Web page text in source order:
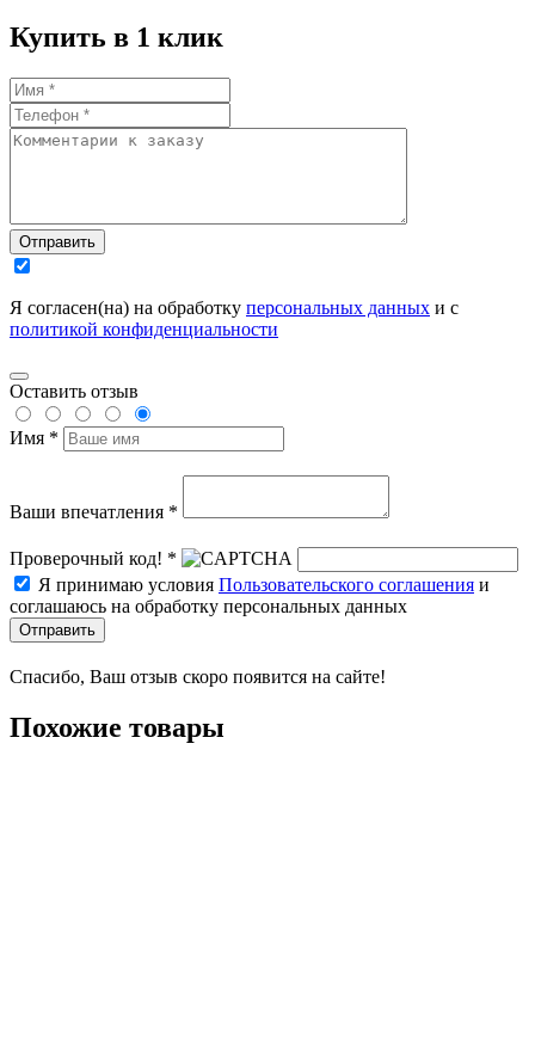
Купить в 1 клик
Отправить
Я согласен(на) на обработку персональных данных и с
политикой конфиденциальности
Оставить отзыв
Имя *
Ваши впечатления *
Проверочный код! *
Я принимаю условия Пользовательского соглашения и
соглашаюсь на обработку персональных данных
Отправить
Спасибо, Ваш отзыв скоро появится на сайте!
Похожие товары